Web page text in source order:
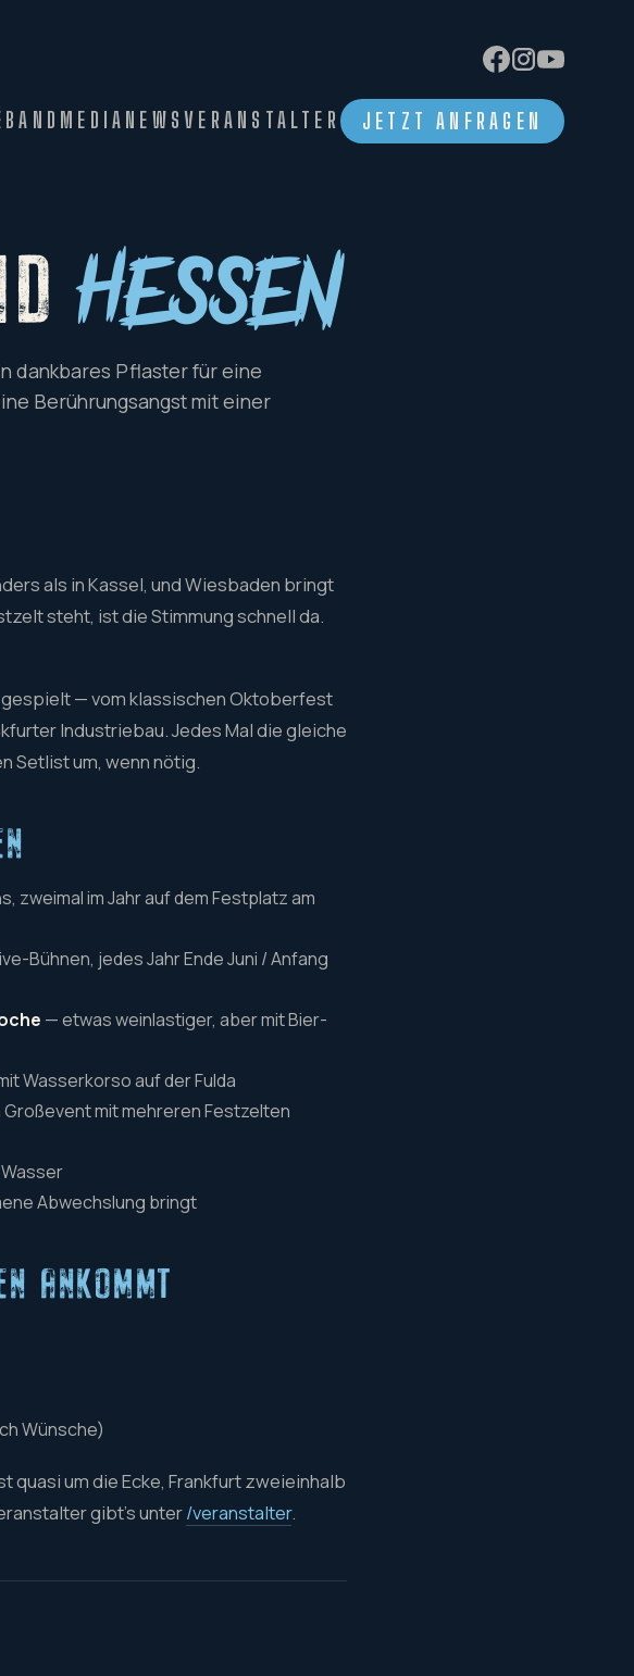
BAND MEDIA NEWS VERANSTALTER JETZT ANFRAGEN
Hessen
dankbares Pflaster für eine
Berührungsangst mit einer
als in Kassel, und Wiesbaden bringt
steht, ist die Stimmung schnell da.
— vom klassischen Oktoberfest
Industriebau. Jedes Mal die gleiche
Setlist um, wenn nötig.
im Jahr auf dem Festplatz am
Bühnen, jedes Jahr Ende Juni / Anfang
— etwas weinlastiger, aber mit Bier-
Wasserkorso auf der Fulda
mit mehreren Festzelten
Abwechslung bringt
ANKOMMT
Wünsche)
quasi um die Ecke, Frankfurt zweieinhalb
gibt's unter/veranstalter.